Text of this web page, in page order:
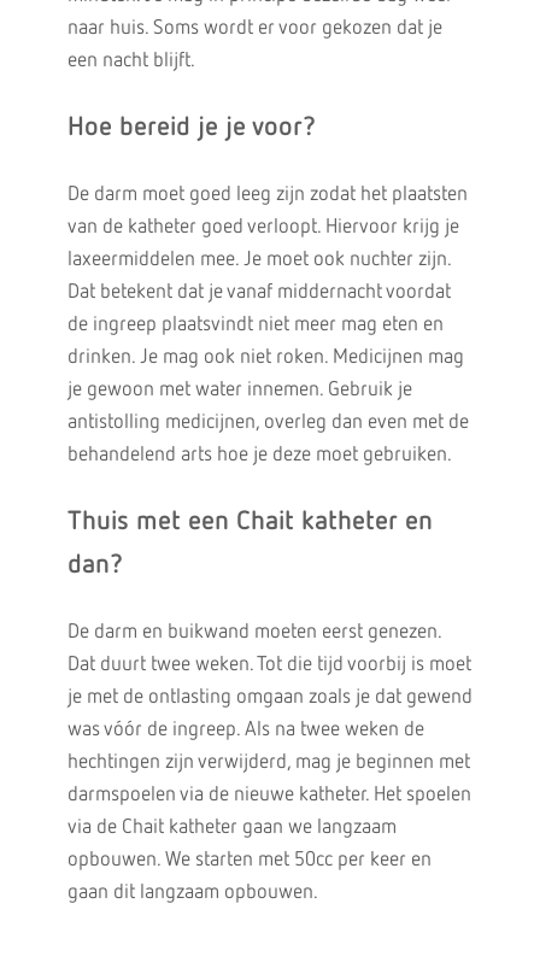
naar huis. Soms wordt er voor gekozen dat je
een nacht blijft.
Hoe bereid je je voor?
De darm moet goed leeg zijn zodat het plaatsten
van de katheter goed verloopt. Hiervoor krijg je
laxeermiddelen mee. Je moet ook nuchter zijn.
Dat betekent dat je vanaf middernacht voordat
de ingreep plaatsvindt niet meer mag eten en
drinken. Je mag ook niet roken. Medicijnen mag
je gewoon met water innemen. Gebruik je
antistolling medicijnen, overleg dan even met de
behandelend arts hoe je deze moet gebruiken.
Thuis met een Chait katheter en
dan?
De darm en buikwand moeten eerst genezen.
Dat duurt twee weken. Tot die tijd voorbij is moet
je met de ontlasting omgaan zoals je dat gewend
was vóór de ingreep. Als na twee weken de
hechtingen zijn verwijderd, mag je beginnen met
darmspoelen via de nieuwe katheter. Het spoelen
via de Chait katheter gaan we langzaam
opbouwen. We starten met 50cc per keer en
gaan dit langzaam opbouwen.